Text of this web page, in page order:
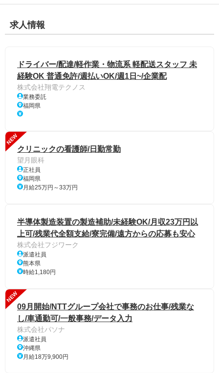
求人情報
ドライバー/配達/軽作業・物流系 軽配送スタッフ 未
経験OK 普通免許/週払いOK/週1日~/企業配
株式会社翔電テクノス
業務委託
福岡県
NEW
クリニックの看護師/日勤常勤
望月眼科
正社員
福岡県
月給25万円～33万円
半導体製造装置の製造補助/未経験OK/月収23万円以
上可/残業代全額支給/寮完備/遠方からの応募も安心
株式会社フジワーク
派遣社員
熊本県
時給1,180円
NEW
09月開始/NTTグループ会社で事務のお仕事/残業な
し/車通勤可/一般事務/データ入力
株式会社パソナ
派遣社員
沖縄県
月給18万9,900円